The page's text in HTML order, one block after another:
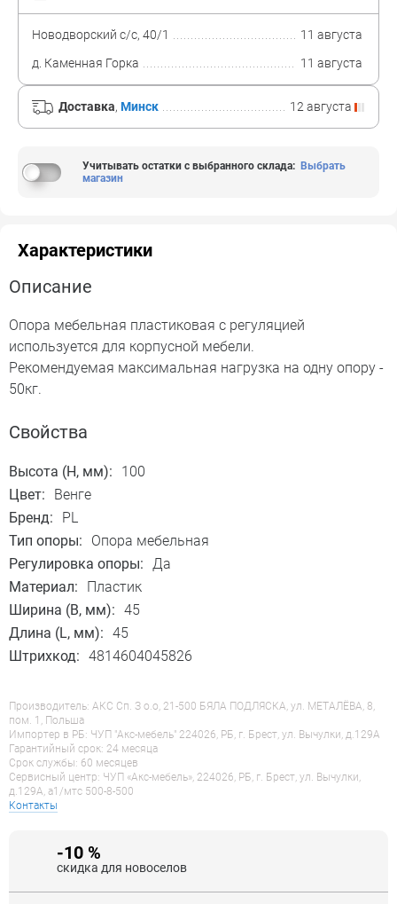
Новодворский с/с, 40/1
11 августа
д. Каменная Горка
11 августа
Доставка, Минск 12 августа
Учитывать остатки с выбранного склада: Выбрать
магазин
Характеристики
Описание
Опора мебельная пластиковая с регуляцией
используется для корпусной мебели.
Рекомендуемая максимальная нагрузка на одну опору -
50кг.
Свойства
Высота (H, мм):
100
Цвет:
Венге
Бренд:
PL
Тип опоры:
Опора мебельная
Регулировка опоры: Да
Материал:
Пластик
Ширина (B, мм): 45
Длина (L, мм): 45
Штрихкод: 4814604045826
Производитель: АКС Сп. З о.о, 21-500 БЯЛА ПОДЛЯСКА, ул. МЕТАЛЁВА, 8,
пом. 1, Польша
Импортер в РБ: ЧУП "Акс-мебель" 224026, РБ, г. Брест, ул. Вычулки, д.129А
Гарантийный срок: 24 месяца
Срок службы: 60 месяцев
Сервисный центр: ЧУП «Акс-мебель», 224026, РБ, г. Брест, ул. Вычулки,
д.129А, a1/мтс 500-8-500
Контакты
-10 %
скидка для новоселов